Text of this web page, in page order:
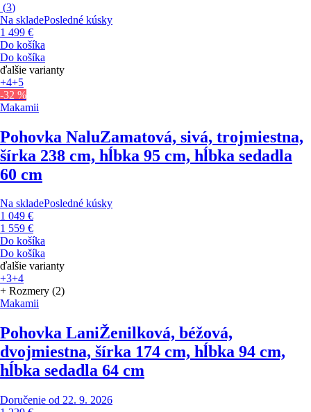
(3)
Na skladePosledné kúsky
1 499 €
Do košíka
Do košíka
ďalšie varianty
+4+5
-32 %
Makamii
Pohovka NaluZamatová, sivá, trojmiestna,
šírka 238 cm, hĺbka 95 cm, hĺbka sedadla
60 cm
Na skladePosledné kúsky
1 049 €
1 559 €
Do košíka
Do košíka
ďalšie varianty
+3+4
+ Rozmery (2)
Makamii
Pohovka LaniŽenilková, béžová,
dvojmiestna, šírka 174 cm, hĺbka 94 cm,
hĺbka sedadla 64 cm
Doručenie od 22. 9. 2026